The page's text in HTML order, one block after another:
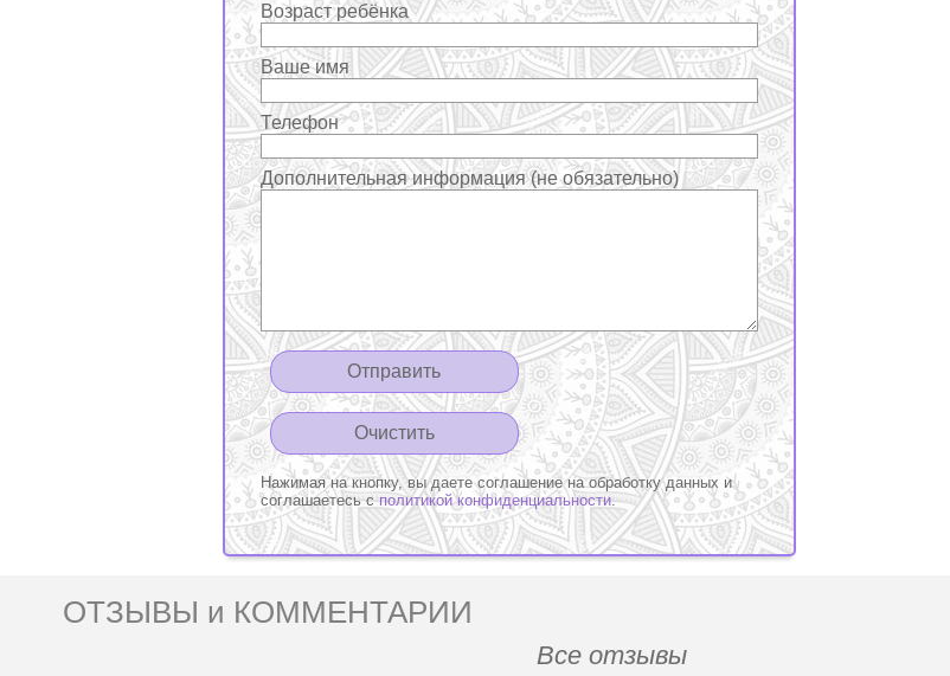
Возраст ребёнка
Ваше имя
Телефон
Дополнительная информация (не обязательно)
Нажимая на кнопку, вы даете соглашение на обработку данных и
соглашаетесь сполитикой конфиденциальности.
ОТЗЫВЫ и КОММЕНТАРИИ
Все отзывы